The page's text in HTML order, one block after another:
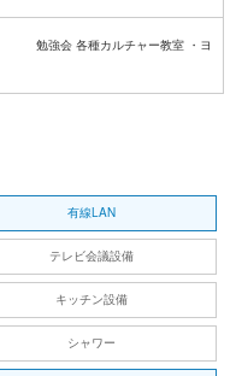
強会 各種カルチャー教室 ・ヨ
有線LAN
テレビ会議設備
キッチン設備
シャワー